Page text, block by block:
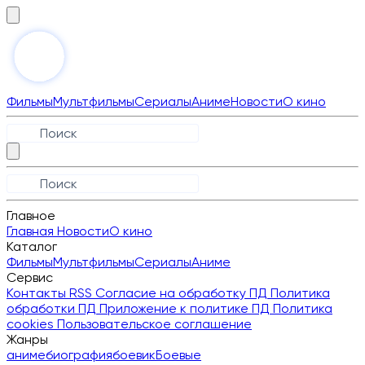
ФильмыМультфильмыСериалыАнимеНовостиО кино
Главное
Главная НовостиО кино
Каталог
ФильмыМультфильмыСериалыАниме
Сервис
Контакты RSS Согласие на обработку ПД Политика
обработки ПД Приложение к политике ПД Политика
cookies Пользовательское соглашение
Жанры
анимебиографиябоевикБоевые